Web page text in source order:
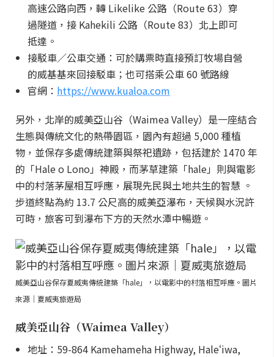
高速公路向西，轉 Likelike 公路（Route 63）穿
過隧道，接 Kahekili 公路（Route 83）北上即可
抵達。
接駁車／公車交通：可於購票時直接預訂牧場自營
的威基基來回接駁車；也可搭乘公車 60 號路線
官網： https://www.kualoa.com
另外，北岸的威美亞山谷（Waimea Valley）是一座結合
生態與傳統文化的熱帶園區，園內有超過 5,000 種植
物，並保存多處傳統建築與祭祀遺跡，包括建於 1470 年
的「Hale o Lono」神殿，而茅草建築「hale」則與電影
中的村落茅屋相互呼應，展現先民與土地共生的智慧 。
步道終點為約 13.7 公尺高的威美亞瀑布，天候與水況許
可時，旅客可到瀑布下方的天然水潭中暢遊。
威美亞山谷保存夏威夷傳統建築「hale」，以電影中的村落相互呼應。圖片
來源｜夏威夷旅遊局
威美亞山谷（Waimea Valley）
地址：59-864 Kamehameha Highway, Haleʻiwa,